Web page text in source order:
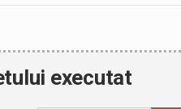
executat